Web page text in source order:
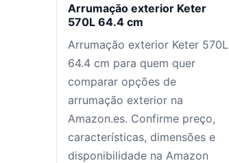
Arrumação exterior Keter
570L 64.4 cm
Arrumação exterior Keter 570L
64.4 cm para quem quer
comparar opções de
arrumação exterior na
Amazon.es. Confirme preço,
características, dimensões e
disponibilidade na Amazon